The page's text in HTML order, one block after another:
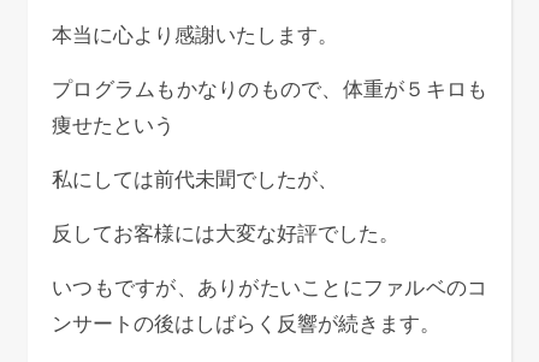
本当に心より感謝いたします。
プログラムもかなりのもので、体重が５キロも
痩せたという
私にしては前代未聞でしたが、
反してお客様には大変な好評でした。
いつもですが、ありがたいことにファルベのコ
ンサートの後はしばらく反響が続きます。